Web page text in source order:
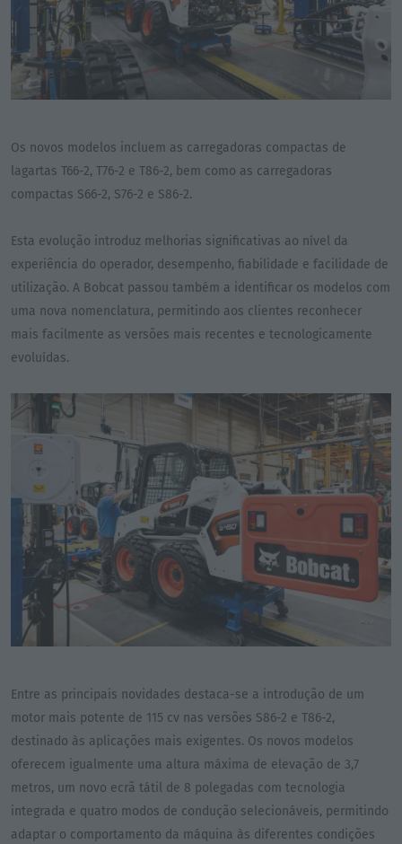
Os novos modelos incluem as carregadoras compactas de
lagartas T66-2, T76-2 e T86-2, bem como as carregadoras
compactas S66-2, S76-2 e S86-2.
Esta evolução introduz melhorias significativas ao nível da
experiência do operador, desempenho, fiabilidade e facilidade de
utilização. A Bobcat passou também a identificar os modelos com
uma nova nomenclatura, permitindo aos clientes reconhecer
mais facilmente as versões mais recentes e tecnologicamente
evoluídas.
Entre as principais novidades destaca-se a introdução de um
motor mais potente de 115 cv nas versões S86-2 e T86-2,
destinado às aplicações mais exigentes. Os novos modelos
oferecem igualmente uma altura máxima de elevação de 3,7
metros, um novo ecrã tátil de 8 polegadas com tecnologia
integrada e quatro modos de condução selecionáveis, permitindo
adaptar o comportamento da máquina às diferentes condições